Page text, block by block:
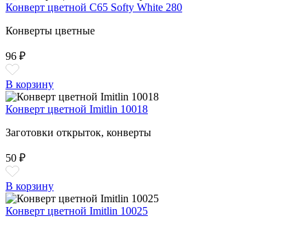
Конверт цветной С65 Softy White 280
Конверты цветные
96 ₽
В корзину
Конверт цветной Imitlin 10018
Заготовки открыток, конверты
50 ₽
В корзину
Конверт цветной Imitlin 10025